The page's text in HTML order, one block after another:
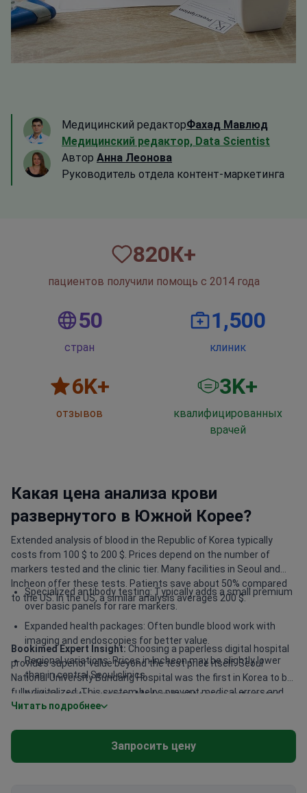
Медицинский редакторФахад Мавлюд
Медицинский редактор, Data Scientist
Автор Анна Леонова
Руководитель отдела контент-маркетинга
820К+
пациентов получили помощь с 2014 года
50
стран
1,500
клиник
6K+
отзывов
3K+
квалифицированных
врачей
Какая цена анализа крови
развернутого в Южной Корее?
Extended analysis of blood in the Republic of Korea typically
costs from 100 $ to 200 $. Prices depend on the number of
markers tested and the clinic tier. Many facilities in Seoul and
Incheon offer these tests. Patients save about 50% compared
to the US. In the US, a similar analysis averages 200 $.
Specialized antibody testing: Typically adds a small premium
over basic panels for rare markers.
Expanded health packages: Often bundle blood work with
imaging and endoscopies for better value.
Regional variations: Prices in Incheon may be slightly lower
than in central Seoul clinics.
Digital hospital systems: Modern facilities use automated
tracking to reduce errors and processing time.
Bookimed Expert Insight: Choosing a paperless digital hospital
provides superior value beyond the test price itself. Seoul
National University Bundang Hospital was the first in Korea to be
fully digitalized. This system helps prevent medical errors and
improves safety for international patients. Major centers like
Newsweek rankings for advanced facilities. These institutions
often handle massive daily volumes while maintaining Joint
Commission International accreditation. This high throughput
Читать подробнее
Запросить цену